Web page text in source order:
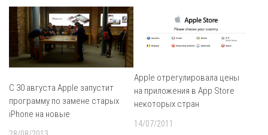
С 30 августа Apple запустит
программу по замене старых
iPhone на новые
Apple отрегулировала цены
на приложения в App Store
некоторых стран
14/07/2011